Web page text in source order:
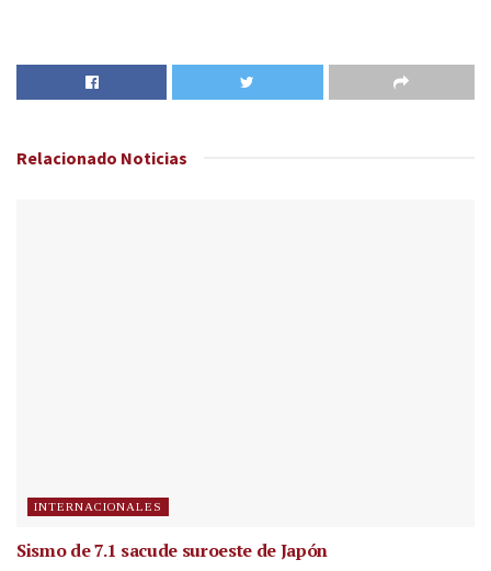
Relacionado Noticias
INTERNACIONALES
Sismo de 7.1 sacude suroeste de Japón